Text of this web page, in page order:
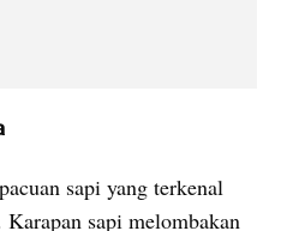
sapi yang terkenal
sapi melombakan